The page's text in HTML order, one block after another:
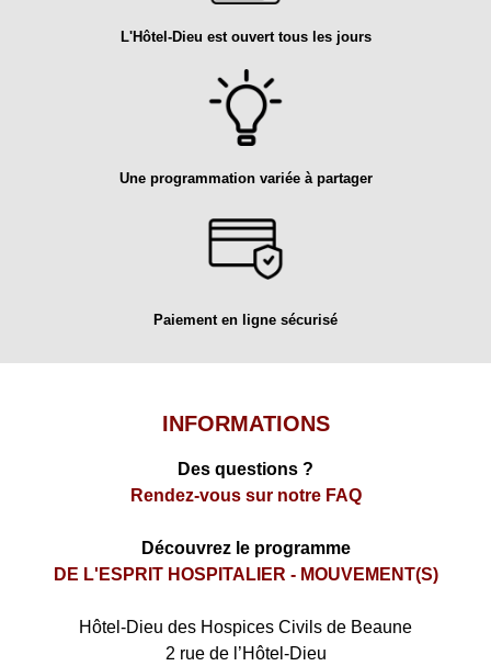
L'Hôtel-Dieu est ouvert tous les jours
Une programmation variée à partager
Paiement en ligne sécurisé
INFORMATIONS
Des questions ?
Rendez-vous sur notre FAQ
Découvrez le programme
DE L'ESPRIT HOSPITALIER - MOUVEMENT(S)
​Hôtel-Dieu des Hospices Civils de Beaune
2 rue de l’Hôtel-Dieu